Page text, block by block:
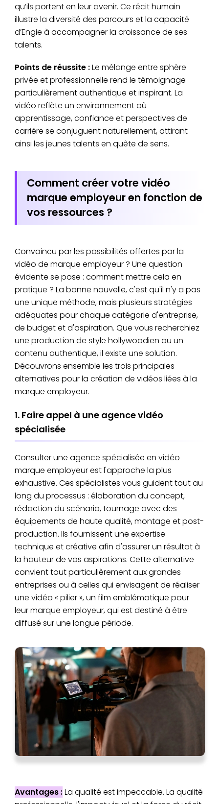
qu’ils portent en leur avenir. Ce récit humain
illustre la diversité des parcours et la capacité
d’Engie à accompagner la croissance de ses
talents.
Points de réussite :Le mélange entre sphère
privée et professionnelle rend le témoignage
particulièrement authentique et inspirant. La
vidéo reflète un environnement où
apprentissage, confiance et perspectives de
carrière se conjuguent naturellement, attirant
ainsi les jeunes talents en quête de sens.
Comment créer votre vidéo
marque employeur en fonction de
vos ressources ?
Convaincu par les possibilités offertes par la
vidéo de marque employeur ? Une question
évidente se pose : comment mettre cela en
pratique ? La bonne nouvelle, c'est qu'il n'y a pas
une unique méthode, mais plusieurs stratégies
adéquates pour chaque catégorie d'entreprise,
de budget et d'aspiration. Que vous recherchiez
une production de style hollywoodien ou un
contenu authentique, il existe une solution.
Découvrons ensemble les trois principales
alternatives pour la création de vidéos liées à la
marque employeur.
1. Faire appel à une agence vidéo
spécialisée
Consulter une agence spécialisée en vidéo
marque employeur est l'approche la plus
exhaustive. Ces spécialistes vous guident tout au
long du processus : élaboration du concept,
rédaction du scénario, tournage avec des
équipements de haute qualité, montage et post-
production. Ils fournissent une expertise
technique et créative afin d'assurer un résultat à
la hauteur de vos aspirations. Cette alternative
convient tout particulièrement aux grandes
entreprises ou à celles qui envisagent de réaliser
une vidéo « pilier », un film emblématique pour
leur marque employeur, qui est destiné à être
diffusé sur une longue période.
Avantages :La qualité est impeccable. La qualité